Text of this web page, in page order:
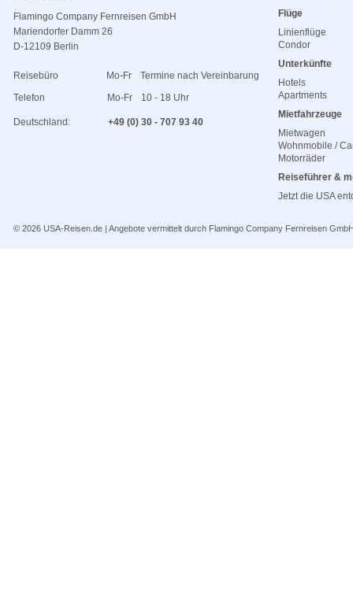
Flamingo Company Fernreisen GmbH
Mariendorfer Damm 26
D-12109 Berlin
Reisebüro Mo-Fr
Termine nach Vereinbarung
Telefon
Mo-Fr 10 - 18 Uhr
Deutschland: +49 (0) 30 - 707 93 40
Flüge
Linienflüge
Condor
Unterkünfte
Hotels
Apartments
Mietfahrzeuge
Mietwagen
Wohnmobile /
Motorräder
Reiseführer &
Jetzt die USA
© 2026 USA-Reisen.de | Angebote vermittelt durch Flamingo Company Fernreisen